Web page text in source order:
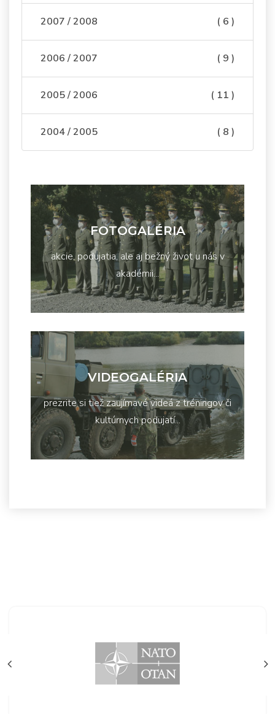
2007 / 2008 ( 6 )
2006 / 2007 ( 9 )
2005 / 2006 ( 11 )
2004 / 2005 ( 8 )
FOTOGALÉRIA
akcie, podujatia, ale aj bežný život u nás v
akadémii...
VIDEOGALÉRIA
prezrite si tiež zaujímavé videá z tréningov či
kultúrnych podujatí...